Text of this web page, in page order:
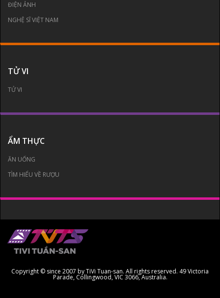
ĐIỆN ẢNH
NGHỆ SĨ VIỆT NAM
TỬ VI
TỬ VI
ẨM THỰC
ĂN UỐNG
TÌM HIỂU VỀ RƯỢU
Copyright © since 2007 by TiVi Tuan-san. All rights reserved. 49 Victoria
Parade, Collingwood, VIC 3066, Australia.